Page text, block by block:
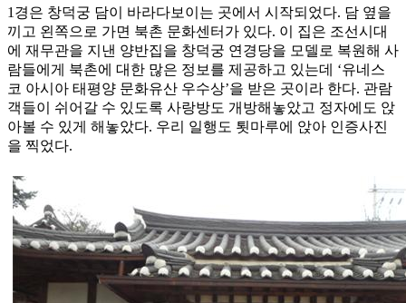
1경은 창덕궁 담이 바라다보이는 곳에서 시작되었다. 담 옆을
끼고 왼쪽으로 가면 북촌 문화센터가 있다. 이 집은 조선시대
에 재무관을 지낸 양반집을 창덕궁 연경당을 모델로 복원해 사
람들에게 북촌에 대한 많은 정보를 제공하고 있는데 ‘유네스
코 아시아 태평양 문화유산 우수상’을 받은 곳이라 한다. 관람
객들이 쉬어갈 수 있도록 사랑방도 개방해놓았고 정자에도 앉
아볼 수 있게 해놓았다. 우리 일행도 툇마루에 앉아 인증사진
을 찍었다.